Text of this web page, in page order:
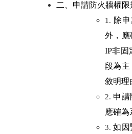
二、 申請防火牆權限
1. 除
外，應
IP非固
段為主
敘明理
2. 申請
應確為
3.如因